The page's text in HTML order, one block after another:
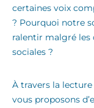
certaines voix
? Pourquoi notre
ralentir malgré les
sociales ?
À travers la
vous proposons